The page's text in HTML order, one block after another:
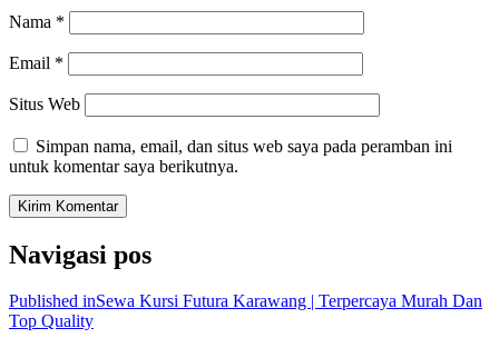
Nama *
Email *
Situs Web
Simpan nama, email, dan situs web saya pada peramban ini
untuk komentar saya berikutnya.
Navigasi pos
Published inSewa Kursi Futura Karawang | Terpercaya Murah Dan
Top Quality